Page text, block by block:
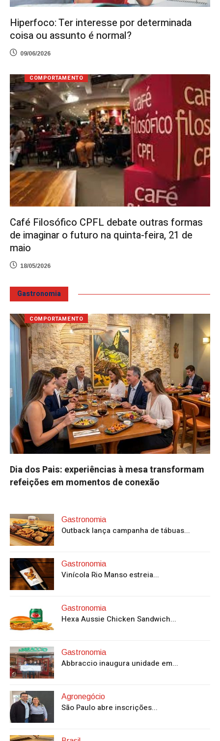
Hiperfoco: Ter interesse por determinada
coisa ou assunto é normal?
09/06/2026
COMPORTAMENTO
Café Filosófico CPFL debate outras formas
de imaginar o futuro na quinta-feira, 21 de
maio
18/05/2026
Gastronomia
COMPORTAMENTO
Dia dos Pais: experiências à mesa transformam
refeições em momentos de conexão
Gastronomia
Outback lança campanha de tábuas...
Gastronomia
Vinícola Rio Manso estreia...
Gastronomia
Hexa Aussie Chicken Sandwich...
Gastronomia
Abbraccio inaugura unidade em...
Agronegócio
São Paulo abre inscrições...